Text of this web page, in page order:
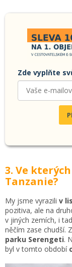
Zde vyplňte
3. Ve
Tanzanie?
My jsme vyrazili v
pozitiva, ale na
v jiných zemích, i
něčím zase chudší.
parku Serengeti.
byl v tomto období